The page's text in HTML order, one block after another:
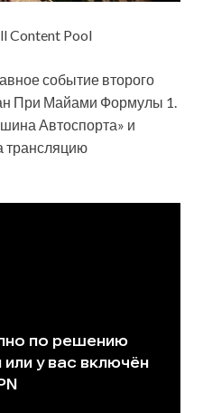
Content Pool
событие второго
При Майами Формулы 1.
Автоспорта» и
трансляцию